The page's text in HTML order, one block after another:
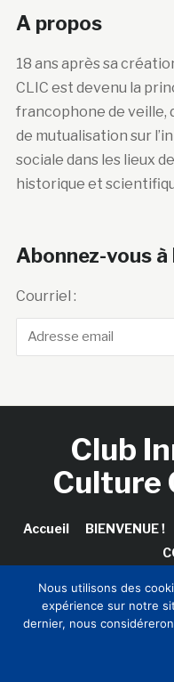
CLIC est devenu la
francophone de veille,
de mutualisation sur
sociale dans les lieux
historique et
Culture
Accueil BIENVENUE !
Nous utilisons des
expérience sur notre
dernier, nous